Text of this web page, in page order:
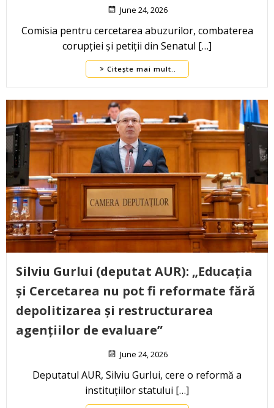
June 24, 2026
Comisia pentru cercetarea abuzurilor, combaterea
corupției și petiții din Senatul […]
Citește mai mult..
Silviu Gurlui (deputat AUR): „Educația
și Cercetarea nu pot fi reformate fără
depolitizarea și restructurarea
agențiilor de evaluare”
June 24, 2026
Deputatul AUR, Silviu Gurlui, cere o reformă a
instituțiilor statului […]